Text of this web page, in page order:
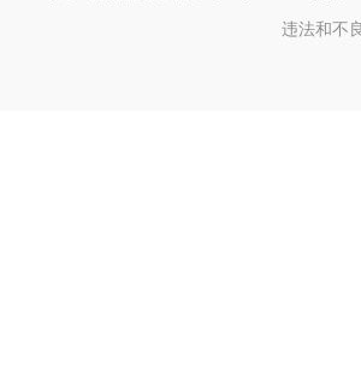
违法和不